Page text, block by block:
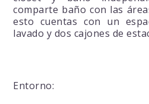
comparte baño con las
esto cuentas con un
lavado y dos cajones de
Entorno: